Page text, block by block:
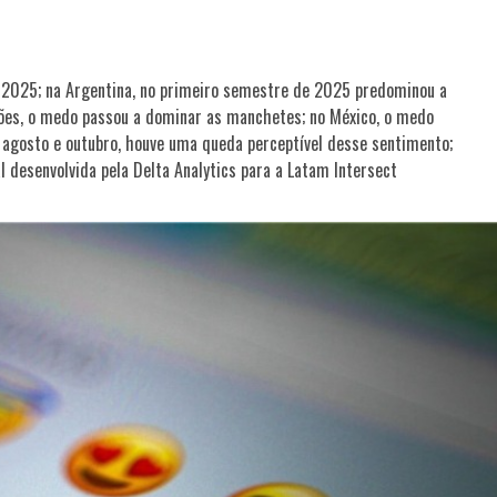
na Argentina, no primeiro semestre de 2025 predominou a
o medo passou a dominar as manchetes; no México, o medo
e outubro, houve uma queda perceptível desse sentimento;
pela Delta Analytics para a Latam Intersect